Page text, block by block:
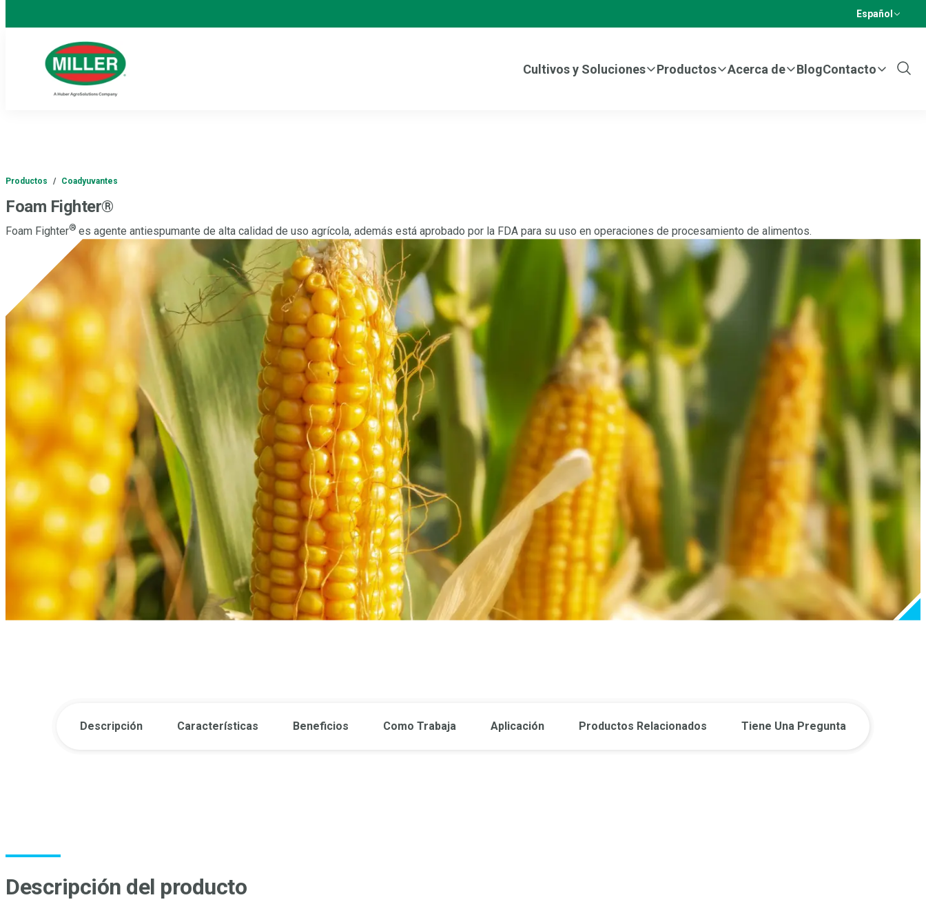
Español
Cultivos y Soluciones Productos Acerca de BlogContacto
Show
Productos / Coadyuvantes
Foam Fighter®
Foam Fighter® es agente antiespumante de alta calidad de uso agrícola, además está aprobado por la FDA para su uso en operaciones de procesamiento de alimentos.
Descripción Características Beneficios Como Trabaja Aplicación Productos Relacionados Tiene Una Pregunta
Descripción del producto